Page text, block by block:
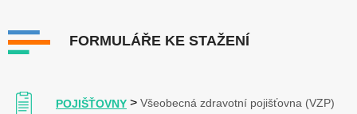
FORMULÁŘE KE STAŽENÍ
POJIŠŤOVNY > Všeobecná zdravotní pojišťovna (VZP)